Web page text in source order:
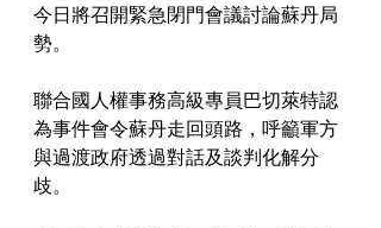
今日將召開緊急閉門會議討論蘇丹局
勢。
聯合國人權事務高級專員巴切萊特認
為事件會令蘇丹走回頭路，呼籲軍方
與過渡政府透過對話及談判化解分
歧。